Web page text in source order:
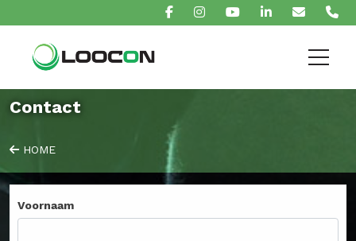
Contact
HOME
Voornaam